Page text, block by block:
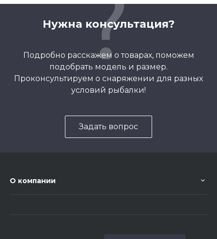
Нужна консультация?
Подробно расскажем о товарах, поможем
подобрать модель и размер.
Проконсультируем о снаряжении для разных
условий рыбалки!
Задать вопрос
О компании